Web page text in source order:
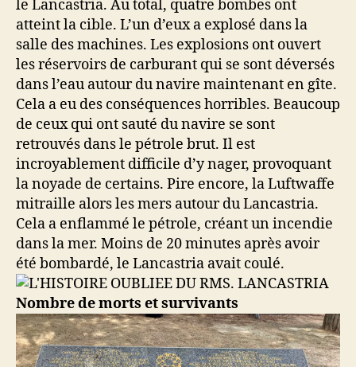
le Lancastria. Au total, quatre bombes ont
atteint la cible. L’un d’eux a explosé dans la
salle des machines. Les explosions ont ouvert
les réservoirs de carburant qui se sont déversés
dans l’eau autour du navire maintenant en gîte.
Cela a eu des conséquences horribles. Beaucoup
de ceux qui ont sauté du navire se sont
retrouvés dans le pétrole brut. Il est
incroyablement difficile d’y nager, provoquant
la noyade de certains. Pire encore, la Luftwaffe
mitraille alors les mers autour du Lancastria.
Cela a enflammé le pétrole, créant un incendie
dans la mer. Moins de 20 minutes après avoir
été bombardé, le Lancastria avait coulé.
Nombre de morts et survivants